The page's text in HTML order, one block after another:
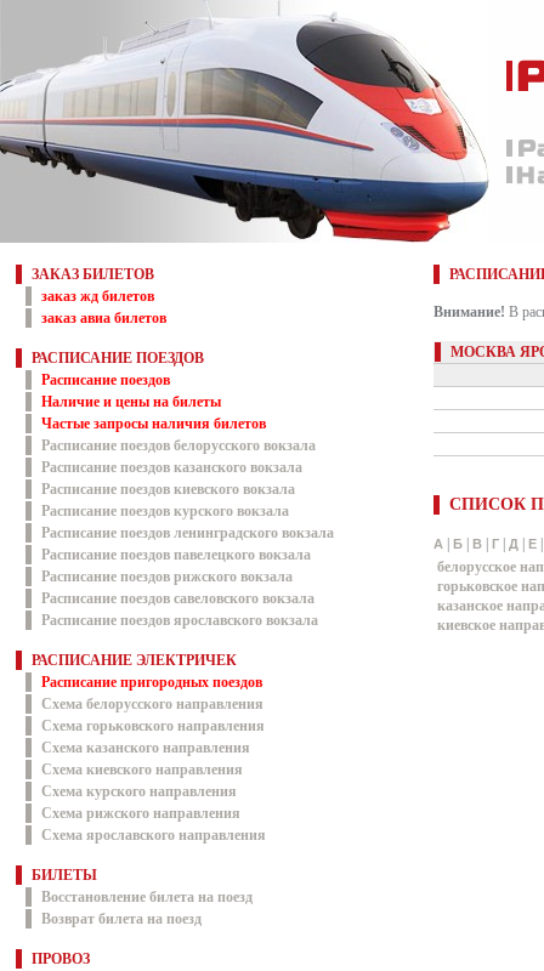
ЗАКАЗ БИЛЕТОВ
заказ жд билетов
заказ авиа билетов
РАСПИСАНИЕ ПОЕЗДОВ
Расписание поездов
Наличие и цены на билеты
Частые запросы наличия билетов
Расписание поездов белорусского вокзала
Расписание поездов казанского вокзала
Расписание поездов киевского вокзала
Расписание поездов курского вокзала
Расписание поездов ленинградского вокзала
Расписание поездов павелецкого вокзала
Расписание поездов рижского вокзала
Расписание поездов савеловского вокзала
Расписание поездов ярославского вокзала
РАСПИСАНИЕ ЭЛЕКТРИЧЕК
Расписание пригородных поездов
Схема белорусского направления
Схема горьковского направления
Схема казанского направления
Схема киевского направления
Схема курского направления
Схема рижского направления
Схема ярославского направления
БИЛЕТЫ
Восстановление билета на поезд
Возврат билета на поезд
ПРОВОЗ
Внимание! В
МОСКВА
СПИСОК
А Б В Г Д Е
белорусское
горьковское
казанское
киевское